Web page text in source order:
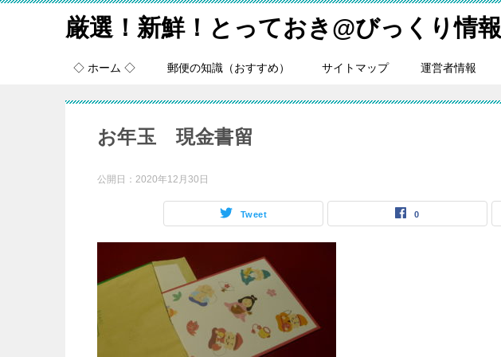
厳選！新鮮！とっておき@びっくり情報
◇ ホーム ◇ 郵便の知識（おすすめ） サイトマップ 運営者情報
お年玉 現金書留
公開日： 2020年12月30日
Tweet 0